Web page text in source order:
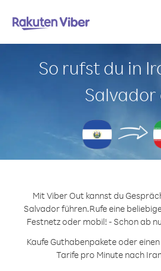
So rufst du in
Salvador
Mit Viber Out kannst du
Salvador führen.Rufe eine
Festnetz oder mobil! - Schon ab
Kaufe Guthabenpakete oder
Tarife pro Minute nach